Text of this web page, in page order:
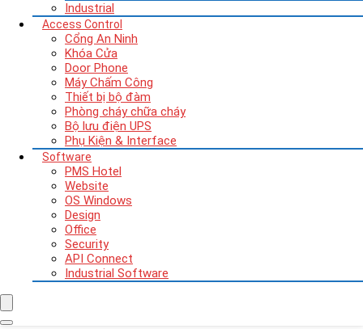
Industrial
Access Control
Cổng An Ninh
Khóa Cửa
Door Phone
Máy Chấm Công
Thiết bị bộ đàm
Phòng cháy chữa cháy
Bộ lưu điện UPS
Phụ Kiện & Interface
Software
PMS Hotel
Website
OS Windows
Design
Office
Security
API Connect
Industrial Software